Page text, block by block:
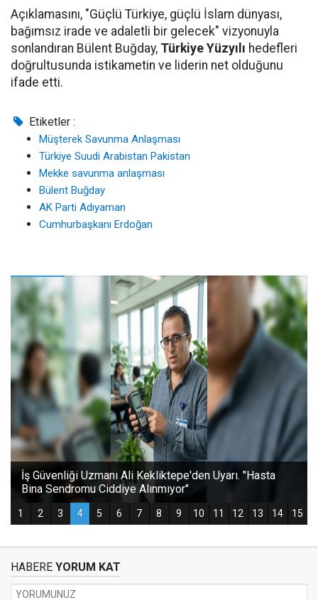
Açıklamasını, "Güçlü Türkiye, güçlü İslam dünyası,
bağımsız irade ve adaletli bir gelecek" vizyonuyla
sonlandıran Bülent Buğday, Türkiye Yüzyılı hedefleri
doğrultusunda istikametin ve liderin net olduğunu
ifade etti.
Etiketler :
Müşterek Savunma Anlaşması
Türkiye Suudi Arabistan Pakistan
Mekke savunma anlaşması
Bülent Buğday
AK Parti Adıyaman
Cumhurbaşkanı Erdoğan
HABERE YORUM KAT